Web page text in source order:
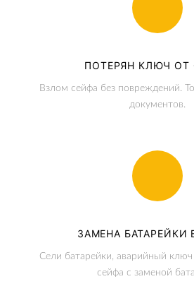
ПОТЕРЯН КЛЮЧ ОТ
Взлом сейфа без повреждений.
документов.
ЗАМЕНА БАТАРЕЙКИ
Сели батарейки, аварийный
сейфа с заменой